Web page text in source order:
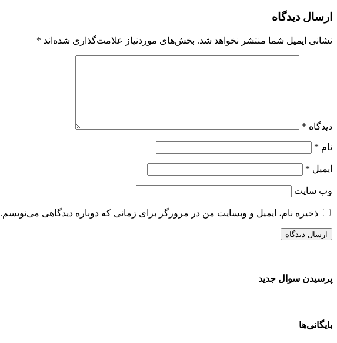
ارسال دیدگاه
نشانی ایمیل شما منتشر نخواهد شد. بخش‌های موردنیاز علامت‌گذاری شده‌اند *
دیدگاه *
نام *
ایمیل *
وب‌ سایت
ذخیره نام، ایمیل و وبسایت من در مرورگر برای زمانی که دوباره دیدگاهی می‌نویسم.
پرسیدن سوال جدید
بایگانی‌ها